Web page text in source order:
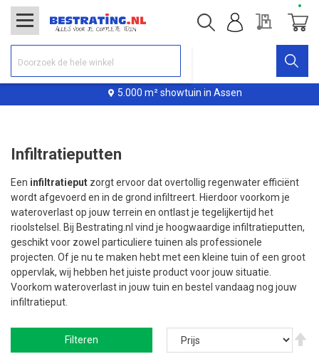
5.000 m² showtuin in Assen
Offerte
Infiltratieputten
Een infiltratieput zorgt ervoor dat overtollig regenwater efficiënt
wordt afgevoerd en in de grond infiltreert. Hierdoor voorkom je
wateroverlast op jouw terrein en ontlast je tegelijkertijd het
rioolstelsel. Bij Bestrating.nl vind je hoogwaardige infiltratieputten,
geschikt voor zowel particuliere tuinen als professionele
projecten. Of je nu te maken hebt met een kleine tuin of een groot
oppervlak, wij hebben het juiste product voor jouw situatie.
Voorkom wateroverlast in jouw tuin en bestel vandaag nog jouw
infiltratieput.
Filteren